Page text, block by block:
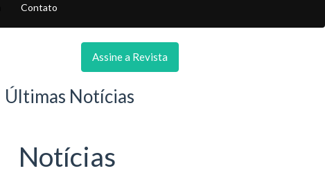
Contato
Assine a Revista
Últimas Notícias
Notícias